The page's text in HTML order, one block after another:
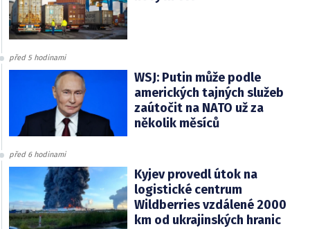
před 5 hodinami
WSJ: Putin může podle
amerických tajných služeb
zaútočit na NATO už za
několik měsíců
před 6 hodinami
Kyjev provedl útok na
logistické centrum
Wildberries vzdálené 2000
km od ukrajinských hranic